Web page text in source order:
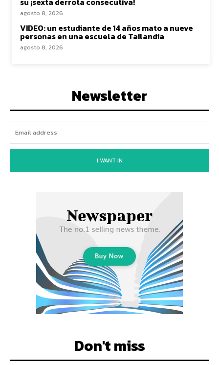
agosto 8, 2026
VIDEO: un estudiante de 14 años mato a nueve
personas en una escuela de Tailandia
agosto 8, 2026
Newsletter
I WANT IN
Don't miss